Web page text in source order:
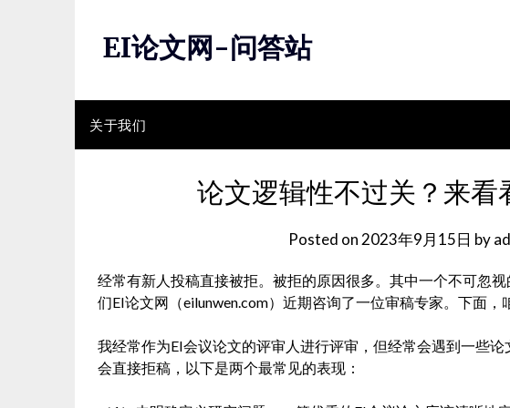
EI论文网-问答站
关于我们
论文逻辑性不过关？来看
Posted on 2023年9月15日 by
经常有新人投稿直接被拒。被拒的原因很多。其中一个不可忽视
们EI论文网（eilunwen.com）近期咨询了一位审稿专家。下面，
我经常作为EI会议论文的评审人进行评审，但经常会遇到一些
会直接拒稿，以下是两个最常见的表现：